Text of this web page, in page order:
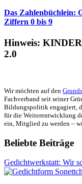
Das Zahlenbüchlein:
Ziffern 0 bis 9
Hinweis:
2.0
Wir möchten auf den
Fachverband seit seiner
Bildungspolitik engagiert,
für die Weiterentwicklung
ein, Mitglied zu werden –
Beliebte Beiträge
Gedichtwerkstatt: Wir